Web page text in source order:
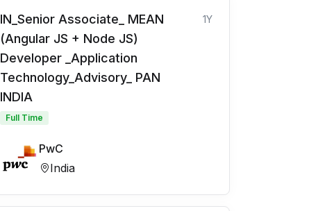
IN_Senior Associate_ MEAN
(Angular JS + Node JS)
Developer _Application
Technology_Advisory_ PAN
INDIA
1Y
Full Time
PwC
India